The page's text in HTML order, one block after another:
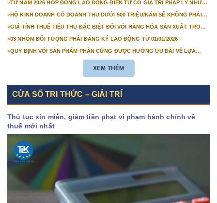
>TỪ NĂM 2026 HỢP ĐỒNG LAO ĐỘNG ĐIỆN TỬ CÓ GIÁ TRỊ PHÁP LÝ NHƯ
>HỘ KINH DOANH CÓ DOANH THU DƯỚI 500 TRIỆU/NĂM SẼ KHÔNG PHẢI
>GIÁ TÍNH THUẾ TIÊU THỤ ĐẶC BIỆT ĐỐI VỚI HÀNG HÓA SẢN XUẤT TRONG
>03 NHÓM ĐỐI TƯỢNG PHẢI ĐĂNG KÝ LAO ĐỘNG TỪ 01/01/2026
>QUY ĐỊNH VỚI SẢN PHẨM PHẦN CỨNG ĐƯỢC HƯỞNG ƯU ĐÃI VỀ LỰA
XEM THÊM
CỬA SỔ TRI THỨC – GIẢI TRÍ
Thủ tục xin miễn, giảm tiền phạt vi phạm hành chính về
thuế mới nhất